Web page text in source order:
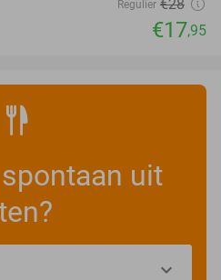
Regulier €28
€17,95
uit